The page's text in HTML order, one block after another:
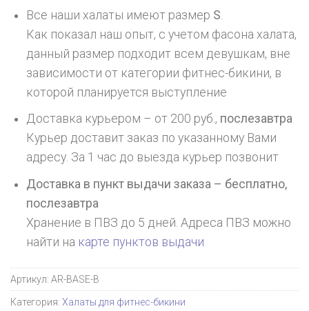
Все наши халаты имеют размер S
Как показал наш опыт, с учетом фасона халата,
данный размер подходит всем девушкам, вне
зависимости от категории фитнес-бикини, в
которой планируется выступление
Доставка курьером – от 200 руб., послезавтра
Курьер доставит заказ по указанному Вами
адресу. За 1 час до выезда курьер позвонит
Доставка в пункт выдачи заказа – бесплатно,
послезавтра
Хранение в ПВЗ до 5 дней. Адреса ПВЗ можно
найти на карте пунктов выдачи
Артикул: AR-BASE-B
Категория: Халаты для фитнес-бикини